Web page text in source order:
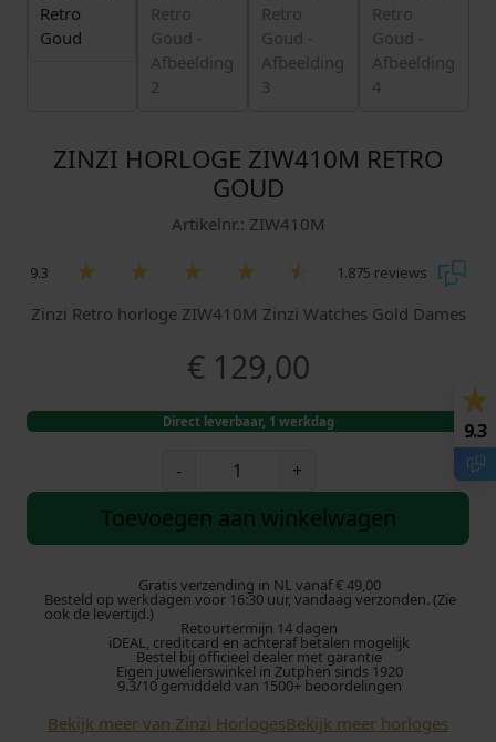
ZINZI HORLOGE ZIW410M RETRO
GOUD
Artikelnr.: ZIW410M
9.3 1.875 reviews
Zinzi Retro horloge ZIW410M Zinzi Watches Gold Dames
€129,00
Direct leverbaar, 1 werkdag
-
n
h
o
l
o
e
+
Toevoegen aan winkelwagen
Gratis verzending in NL vanaf € 49,00
Besteld op werkdagen voor 16:30 uur, vandaag verzonden. (Zie
ook de levertijd.)
Retourtermijn 14 dagen
iDEAL, creditcard en achteraf betalen mogelijk
Bestel bij officieel dealer met garantie
Eigen juwelierswinkel in Zutphen sinds 1920
9.3/10 gemiddeld van 1500+ beoordelingen
Bekijk meer van Zinzi HorlogesBekijk meer horloges
9.3